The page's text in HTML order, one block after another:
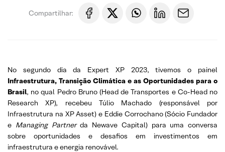
Compartilhar:
No segundo dia da Expert XP 2023, tivemos o painel
Infraestrutura, Transição Climática e as Oportunidades para o
Brasil, no qual Pedro Bruno (Head de Transportes e Co-Head no
Research XP), recebeu Túlio Machado (responsável por
Infraestrutura na XP Asset) e Eddie Corrochano (Sócio Fundador
e Managing Partnerda Newave Capital) para uma conversa
sobre oportunidades e desafios em investimentos em
infraestrutura e energia renovável.